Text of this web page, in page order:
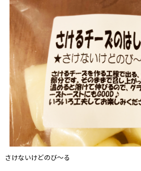
さけないけどのび～る